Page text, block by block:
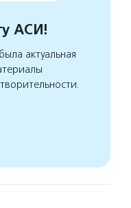
АСИ!
актуальная